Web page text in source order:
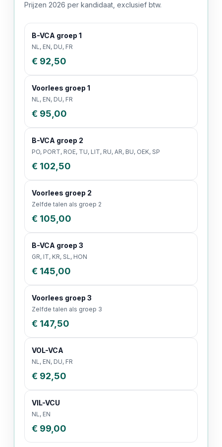
Prijzen 2026 per kandidaat, exclusief btw.
B-VCA groep 1
NL, EN, DU, FR
€ 92,50
Voorlees groep 1
NL, EN, DU, FR
€ 95,00
B-VCA groep 2
PO, PORT, ROE, TU, LIT, RU, AR, BU, OEK, SP
€ 102,50
Voorlees groep 2
Zelfde talen als groep 2
€ 105,00
B-VCA groep 3
GR, IT, KR, SL, HON
€ 145,00
Voorlees groep 3
Zelfde talen als groep 3
€ 147,50
VOL-VCA
NL, EN, DU, FR
€ 92,50
VIL-VCU
NL, EN
€ 99,00